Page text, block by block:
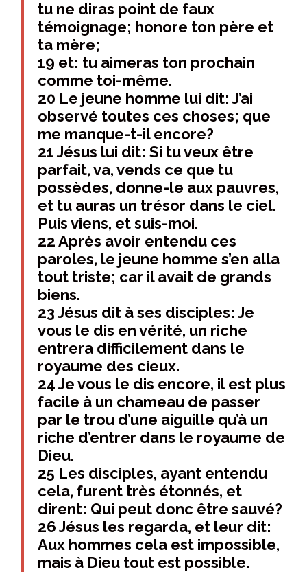
tu ne diras point de faux
témoignage; honore ton père et
ta mère;
19 et: tu aimeras ton prochain
comme toi-même.
20 Le jeune homme lui dit: J’ai
observé toutes ces choses; que
me manque-t-il encore?
21 Jésus lui dit: Si tu veux être
parfait, va, vends ce que tu
possèdes, donne-le aux pauvres,
et tu auras un trésor dans le ciel.
Puis viens, et suis-moi.
22 Après avoir entendu ces
paroles, le jeune homme s’en alla
tout triste; car il avait de grands
biens.
23 Jésus dit à ses disciples: Je
vous le dis en vérité, un riche
entrera difficilement dans le
royaume des cieux.
24 Je vous le dis encore, il est plus
facile à un chameau de passer
par le trou d’une aiguille qu’à un
riche d’entrer dans le royaume de
Dieu.
25 Les disciples, ayant entendu
cela, furent très étonnés, et
dirent: Qui peut donc être sauvé?
26 Jésus les regarda, et leur dit:
Aux hommes cela est impossible,
mais à Dieu tout est possible.